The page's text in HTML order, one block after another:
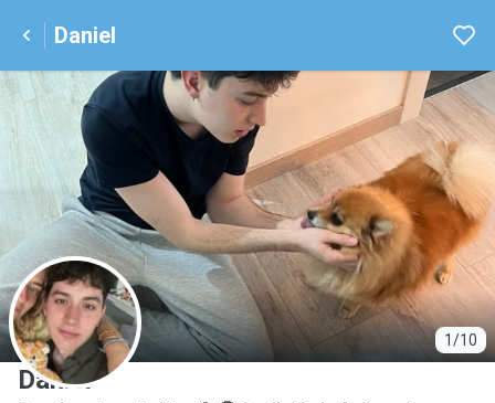
Daniel
1/10
D
Daniel